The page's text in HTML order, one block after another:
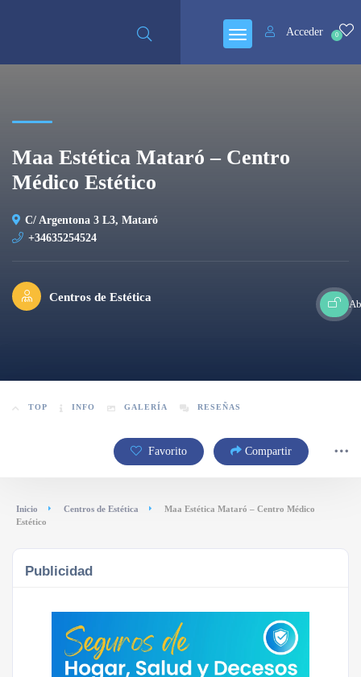
0
Acceder
Maa Estética Mataró – Centro
Médico Estético
C/ Argentona 3 L3, Mataró
+34635254524
Centros de Estética
TOP INFO GALERÍA RESEÑAS
Favorito Compartir
Inicio Centros de Estética
Maa Estética Mataró – Centro Médico
Estético
Publicidad